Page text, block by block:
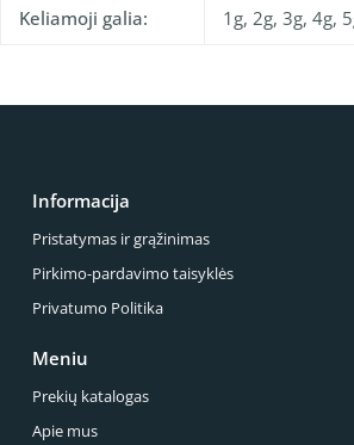
Keliamoji galia: 1g, 2g, 3g, 4g,
Informacija
Pristatymas ir grąžinimas
Pirkimo-pardavimo taisyklės
Privatumo Politika
Meniu
Prekių katalogas
Apie mus